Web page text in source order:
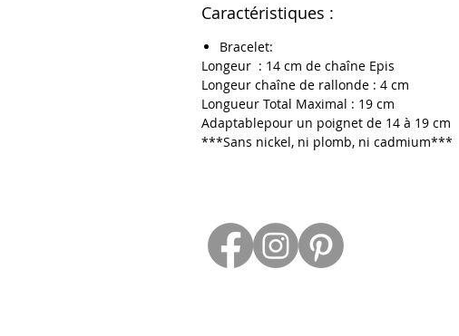
Caractéristiques :
Bracelet:
Longeur : 14 cm de chaîne Epis
Longeur chaîne de rallonde : 4 cm
Longueur Total Maximal : 19 cm
Adaptablepour un poignet de 14 à 19 cm
***Sans nickel, ni plomb, ni cadmium***